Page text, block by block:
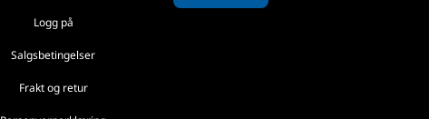
Logg på
Salgsbetingelser
Frakt og retur